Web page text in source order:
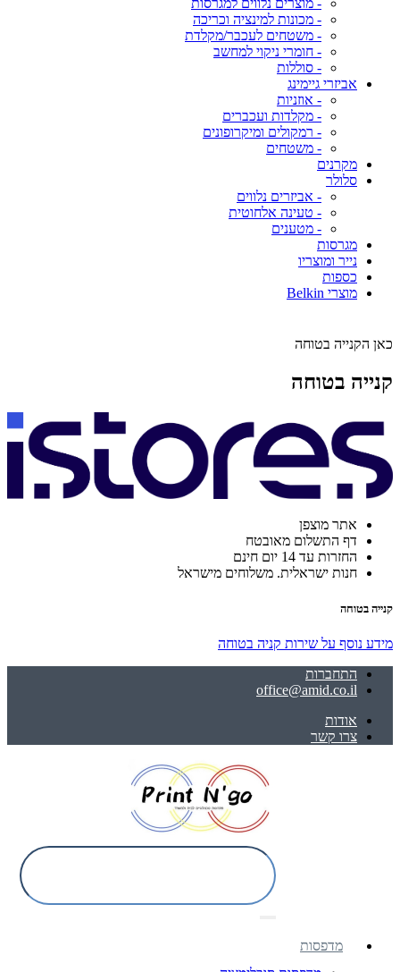
- מוצרים נלווים למגרסות
- מכונות למינציה וכריכה
- משטחים לעכבר/מקלדת
- חומרי ניקוי למחשב
- סוללות
אביזרי גיימינג
- אוזניות
- מקלדות ועכברים
- רמקולים ומיקרופונים
- משטחים
מקרנים
סלולר
- אביזרים נלווים
- טעינה אלחוטית
- מטענים
מגרסות
נייר ומוצריו
כספות
מוצרי Belkin
כאן הקנייה בטוחה
קנייה בטוחה
אתר מוצפן
דף התשלום מאובטח
החזרות עד 14 יום חינם
חנות ישראלית. משלוחים מישראל
קנייה בטוחה
מידע נוסף על שירות קניה בטוחה
התחברות
office@amid.co.il
אודות
צרו קשר
מדפסות